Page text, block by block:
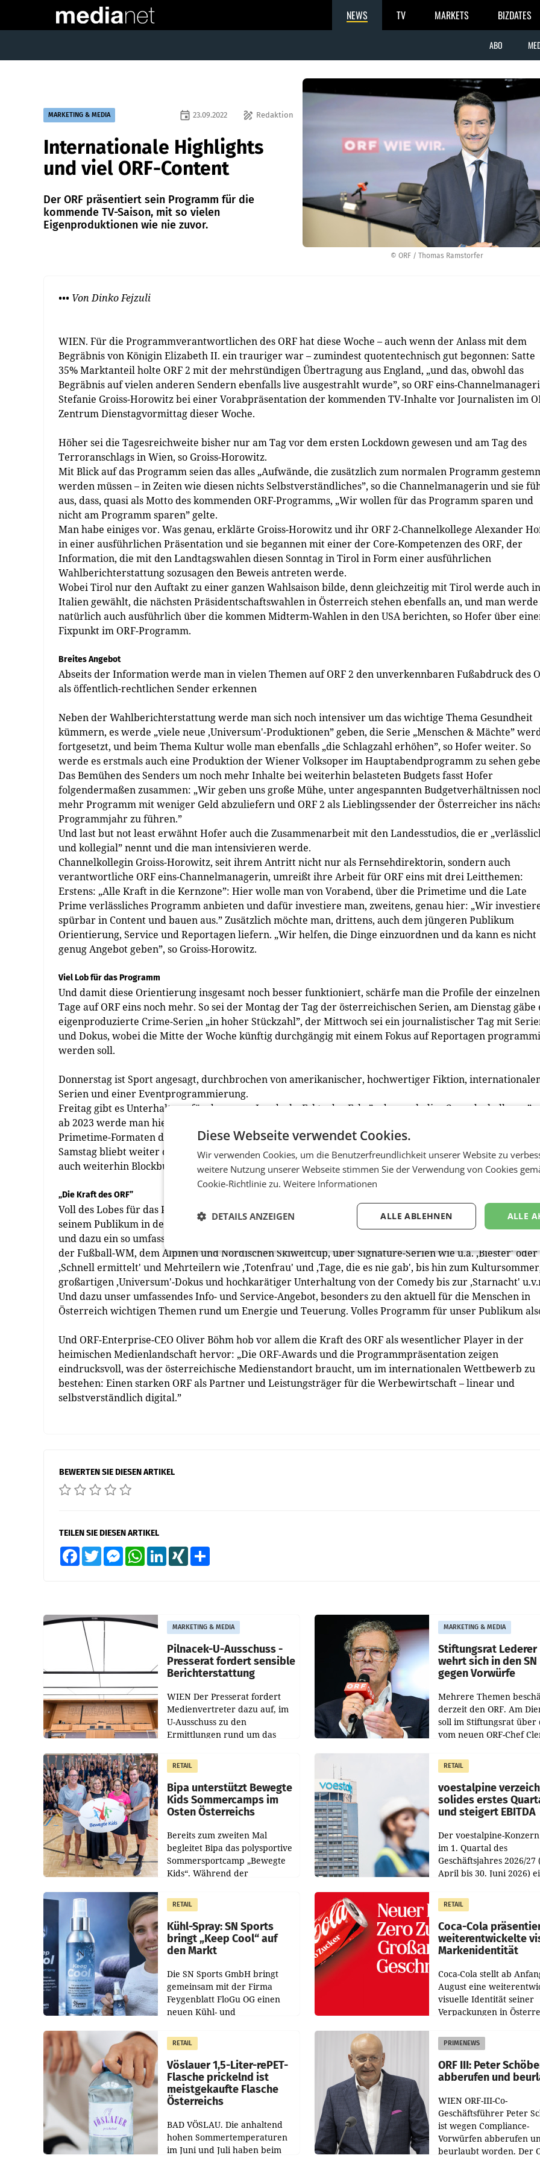
NEWS TV MARKETS BIZDATES
ABO
© ORF / Thomas Ramstorfer
MARKETING & MEDIA draw Redaktion
event 23.09.2022
Internationale Highlights
und viel ORF-Content
Der ORF präsentiert sein Programm für die
kommende TV-Saison, mit so vielen
Eigenproduktionen wie nie zuvor.
••• Von Dinko Fejzuli
WIEN. Für die Programmverantwortlichen des ORF hat diese Woche – auch wenn der Anlass mit dem
Begräbnis von Königin Elizabeth II. ein trauriger war – zumindest quotentechnisch gut begonnen: Satte
35% Marktanteil holte ORF 2 mit der mehrstündigen Übertragung aus England, „und das, obwohl das
Begräbnis auf vielen anderen Sendern ebenfalls live ausgestrahlt wurde”, so ORF eins-
Stefanie Groiss-Horowitz bei einer Vorabpräsentation der kommenden TV-Inhalte vor Journalisten im
Zentrum Dienstagvormittag dieser Woche.
Höher sei die Tagesreichweite bisher nur am Tag vor dem ersten Lockdown gewesen und am Tag des
Terroranschlags in Wien, so Groiss-Horowitz.
Mit Blick auf das Programm seien das alles „Aufwände, die zusätzlich zum normalen Programm
werden müssen – in Zeiten wie diesen nichts Selbstverständliches”, so die Channelmanagerin und sie
aus, dass, quasi als Motto des kommenden ORF-Programms, „Wir wollen für das Programm sparen und
nicht am Programm sparen” gelte.
Man habe einiges vor. Was genau, erklärte Groiss-Horowitz und ihr ORF 2-Channelkollege Alexander
in einer ausführlichen Präsentation und sie begannen mit einer der Core-Kompetenzen des ORF, der
Information, die mit den Landtagswahlen diesen Sonntag in Tirol in Form einer ausführlichen
Wahlberichterstattung sozusagen den Beweis antreten ­werde.
Wobei Tirol nur den Auftakt zu einer ganzen Wahlsaison bilde, denn gleichzeitig mit Tirol werde auch in
Italien gewählt, die nächsten Präsidentschaftswahlen in Österreich stehen ebenfalls an, und man werde
natürlich auch ausführlich über die kommen Midterm-Wahlen in den USA berichten, so Hofer über
Fixpunkt im ORF-Programm.
Breites Angebot
Abseits der Information werde man in vielen Themen auf ORF 2 den unverkennbaren Fußabdruck des
als öffentlich-rechtlichen Sender erkennen
Neben der Wahlberichterstattung werde man sich noch intensiver um das wichtige Thema Gesundheit
kümmern, es werde „viele neue ‚Universum'-Produktionen” geben, die Serie „Menschen & Mächte”
fortgesetzt, und beim Thema Kultur wolle man ebenfalls „die Schlagzahl erhöhen”, so Hofer weiter. So
werde es erstmals auch eine Produktion der Wiener Volksoper im Hauptabendprogramm zu sehen
Das Bemühen des Senders um noch mehr Inhalte bei weiterhin belasteten Budgets fasst Hofer
folgendermaßen zusammen: „Wir geben uns große Mühe, unter angespannten Budgetverhältnissen
mehr Programm mit weniger Geld abzuliefern und ORF 2 als Lieblingssender der Österreicher ins
Programmjahr zu führen.”
Und last but not least erwähnt Hofer auch die Zusammenarbeit mit den Landesstudios, die er
und kollegial” nennt und die man intensivieren ­werde.
Channelkollegin Groiss-Horowitz, seit ihrem Antritt nicht nur als Fernsehdirektorin, sondern auch
verantwortliche ORF eins-Channelmanagerin, umreißt ihre Arbeit für ORF eins mit drei Leitthemen:
Erstens: „Alle Kraft in die Kernzone”: Hier wolle man von Vorabend, über die Primetime und die Late
Prime verlässliches Programm anbieten und dafür investiere man, zweitens, genau hier: „Wir
spürbar in Content und bauen aus.” Zusätzlich möchte man, drittens, auch dem jüngeren Publikum
Orientierung, Service und Reportagen liefern. „Wir helfen, die Dinge einzuordnen und da kann es nicht
genug Angebot geben”, so Groiss-Horowitz.
Viel Lob für das Programm
Und damit diese Orientierung insgesamt noch besser funktioniert, schärfe man die Profile der einzelnen
Tage auf ORF eins noch mehr. So sei der Montag der Tag der österreichischen Serien, am Dienstag gäbe
eigenproduzierte Crime-Serien „in hoher Stückzahl”, der Mittwoch sei ein journalistischer Tag mit
und Dokus, wobei die Mitte der Woche künftig durchgängig mit einem Fokus auf Reportagen
werden soll.
Donnerstag ist Sport angesagt, durchbrochen von amerikanischer, hochwertiger Fiktion,
Serien und einer Eventprogrammierung.
Freitag gibt es Unterhaltung für das ganze Land, ob „Fakt oder Fake” oder auch die „Comedychallenge”,
ab 2023 werde man hier verstärkt in die Innovationsleiste investieren, denn bei allem Erfolg mit
Primetime-Formaten dürfe man neue, spitze Formate nicht aus den Augen verlieren.
Samstag bliebt weiter der FamilyShow-Tag mit vielen Kooperationen, und Sonntag gibt es auf ORF eins
auch weiterhin Blockbuster mit großen US-Premieren.
„Die Kraft des ORF”
Voll des Lobes für das Programm war auch ORF-Generaldirektor Roland Weißmann: „Der ORF bietet
seinem Publikum in den kommenden Monaten das Beste aus Information, Kultur, Sport und Unterhaltung
und dazu ein so umfassendes Angebot an österreichischen Filmen und Serien wie schon lange nicht: Von
der Fußball-WM, dem Alpinen und Nordischen Skiweltcup, über Signature-Serien wie u.a. ‚Biester' oder
‚Schnell ermittelt' und Mehrteilern wie ‚Totenfrau' und ‚Tage, die es nie gab', bis hin zum
großartigen ‚Universum'-Dokus und hochkarätiger Unterhaltung von der Comedy bis zur ‚Starnacht'
Und dazu unser umfassendes Info- und Service-Angebot, besonders zu den aktuell für die Menschen in
Österreich wichtigen Themen rund um Energie und Teuerung. Volles Programm für unser Publikum
Und ORF-Enterprise-CEO Oliver Böhm hob vor allem die Kraft des ORF als wesentlicher Player in der
heimischen Medienlandschaft hervor: „Die ORF-Awards und die Programmpräsentation zeigen
eindrucksvoll, was der österreichische Medienstandort braucht, um im internationalen Wettbewerb zu
bestehen: Einen starken ORF als Partner und Leistungsträger für die Werbewirtschaft – linear und
selbstverständlich digital.”
BEWERTEN SIE DIESEN ARTIKEL
TEILEN SIE DIESEN ARTIKEL
FacebookTwitter MessengerWhatsAppLinkedInXING
MARKETING & MEDIA
Pilnacek-U-Ausschuss -
Presserat fordert sensible
Berichterstattung
WIEN Der Presserat fordert
Medienvertreter dazu auf, im
U-Ausschuss zu den
Ermittlungen rund um das
im Justizministerium, Christian
Pilnacek, auf sensible
MARKETING & MEDIA
Stiftungsrat Lederer
wehrt sich in den SN
gegen Vorwürfe
Mehrere Themen
derzeit den ORF. Am
soll im Stiftungsrat über
vom neuen ORF-Chef
Besetzungen für die
Direktionen abgestimmt
werden.
RETAIL
Bipa unterstützt Bewegte
Kids Sommercamps im
Osten Österreichs
Bereits zum zweiten Mal
begleitet Bipa das polysportive
Sommersportcamp „Bewegte
Kids“. Während der
Juli und August versorgt das
Unternehmen Kinder sowie
RETAIL
voestalpine
solides erstes
und steigert EBITDA
Der voestalpine-
im 1. Quartal des
Geschäftsjahres 2026/27
April bis 30. Juni 2026)
Der Umsatz stieg im
zur Vorjahresperiode
RETAIL
Kühl-Spray: SN Sports
bringt „Keep Cool“ auf
den Markt
Die SN Sports GmbH bringt
gemeinsam mit der Firma
Feygenblatt FloGu OG einen
neuen Kühl- und
Markt. Das Produkt namens
„Keep Cool“ ist zu 100 Prozent
RETAIL
Coca-Cola
weiterentwickelte
Markenidentität
Coca-Cola stellt ab
August eine
visuelle Identität seiner
Verpackungen in
Redesigns stehen zentrale
Gestaltungselemente
RETAIL
Vöslauer 1,5-Liter-rePET-
Flasche prickelnd ist
meistgekaufte Flasche
Österreichs
BAD VÖSLAU. Die anhaltend
hohen Sommertemperaturen
im Juni und Juli haben beim
PRIMENEWS
ORF III: Peter
abberufen und
WIEN ORF-III-Co-
Geschäftsführer Peter
ist wegen Compliance-
Vorwürfen abberufen
beurlaubt worden. Der
Diese Webseite verwendet Cookies.
Wir verwenden Cookies, um die Benutzerfreundlichkeit unserer Website zu
weitere Nutzung unserer Webseite stimmen Sie der Verwendung von Cookies
Cookie-Richtlinie zu. Weitere Informationen
ALLE
ALLE ABLEHNEN
DETAILS ANZEIGEN